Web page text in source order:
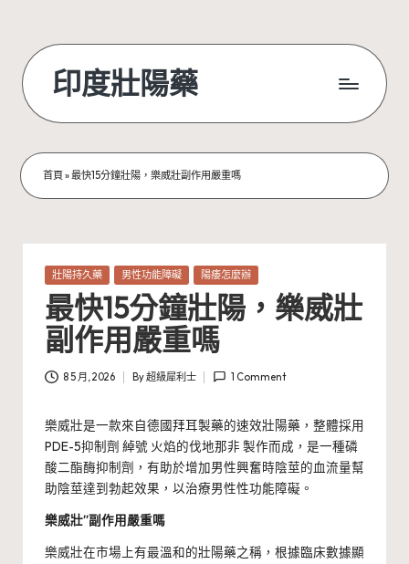
content
印度壯陽藥
首頁»最快15分鐘壯陽，樂威壯副作用嚴重嗎
Posted
壯陽持久藥 男性功能障礙 陽痿怎麼辦
最快15分鐘壯陽，樂威壯
副作用嚴重嗎
8 5 月, 2026
Posted
By超級犀利士 1 Comment
樂威壯是一款來自德國拜耳製藥的速效壯陽藥，整體採用
PDE-5抑制劑 綽號 火焰的伐地那非 製作而成，是一種磷
酸二酯酶抑制劑，有助於增加男性興奮時陰莖的血流量幫
助陰莖達到勃起效果，以治療男性性功能障礙。
樂威壯”副作用嚴重嗎
樂威壯在市場上有最溫和的壯陽藥之稱，根據臨床數據顯